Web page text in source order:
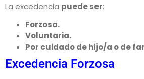
La excedencia puede ser:
Forzosa.
Voluntaria.
Por cuidado de hijo/a o de
Excedencia Forzosa